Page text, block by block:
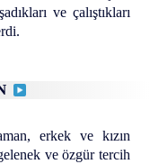
ve çalıştıkları
erkek ve kızın
ve özgür tercih